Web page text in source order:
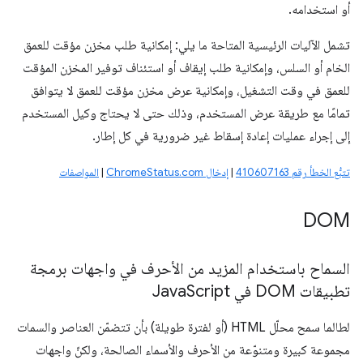
أو استخدامه.
تشمل الآليات الرئيسية المتاحة ما يلي: إمكانية طلب مخزن مؤقت للعمق
الخام أو السلس، وإمكانية طلب إيقاف أو استئناف توفير المخزن المؤقت
للعمق في وقت التشغيل، وإمكانية عرض مخزن مؤقت للعمق لا يتوافق
تمامًا مع طريقة عرض المستخدم، وذلك حتى لا يحتاج وكيل المستخدم
إلى إجراء عمليات إعادة إسقاط غير ضرورية في كل إطار.
تتبُّع الخطأ رقم 410607163 |إدخال ChromeStatus.com |المواصفات
DOM
السماح باستخدام المزيد من الأحرف في واجهات برمجة
تطبيقات DOM في Java
Script
لطالما سمح محلّل HTML (أو لفترة طويلة) بأن تتضمّن العناصر والسمات
مجموعة كبيرة ومتنوّعة من الأحرف والأسماء الصالحة، ولكنّ واجهات